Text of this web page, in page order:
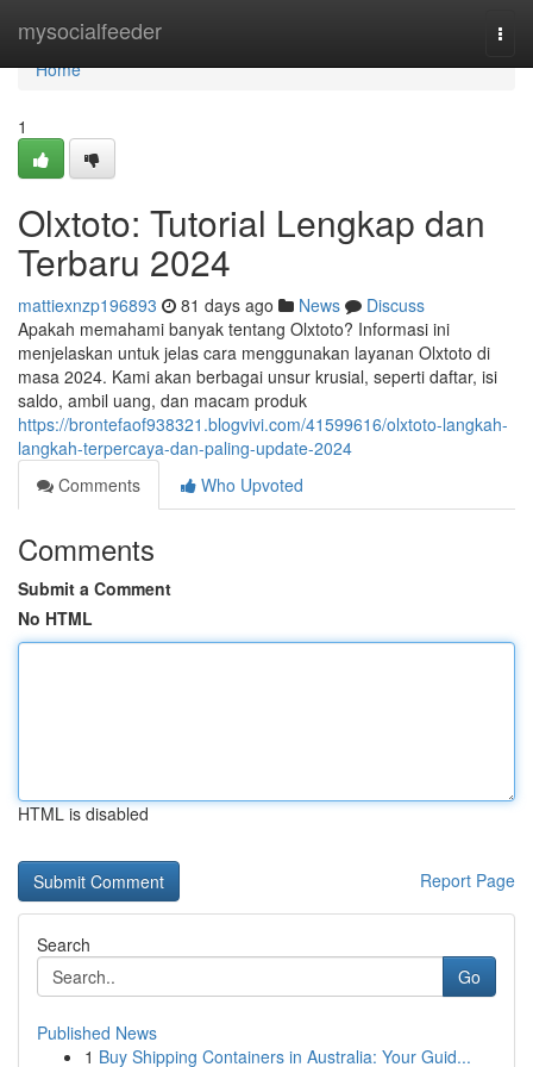
mysocialfeeder
Home
Home
1
Olxtoto: Tutorial Lengkap dan
Terbaru 2024
mattiexnzp196893 81 days ago News
Discuss
Apakah memahami banyak tentang Olxtoto? Informasi ini
menjelaskan untuk jelas cara menggunakan layanan Olxtoto di
masa 2024. Kami akan berbagai unsur krusial, seperti daftar, isi
saldo, ambil uang, dan macam produk
https://brontefaof938321.blogvivi.com/41599616/olxtoto-langkah-
langkah-terpercaya-dan-paling-update-2024
Comments
Who Upvoted
Comments
Submit a Comment
No HTML
HTML is disabled
Report Page
Search
Go
Published News
1 Buy Shipping Containers in Australia: Your Guid...